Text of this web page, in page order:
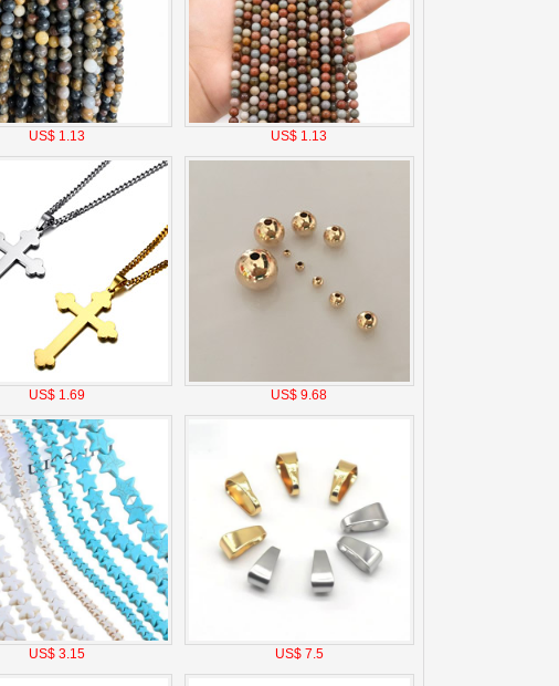
US$ 1.13 US$ 1.13
US$ 1.69 US$ 9.68
US$ 3.15 US$ 7.5